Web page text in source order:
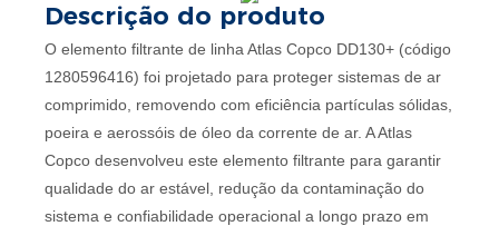
Descrição do produto
O elemento filtrante de linha Atlas Copco DD130+ (código
1280596416) foi projetado para proteger sistemas de ar
comprimido, removendo com eficiência partículas sólidas,
poeira e aerossóis de óleo da corrente de ar. A Atlas
Copco desenvolveu este elemento filtrante para garantir
qualidade do ar estável, redução da contaminação do
sistema e confiabilidade operacional a longo prazo em